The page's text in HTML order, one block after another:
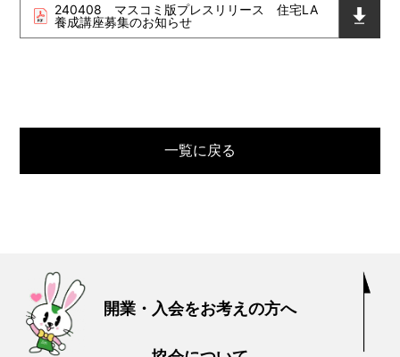
240408 マスコミ版プレスリリース 住宅LA
養成講座募集のお知らせ
一覧に戻る
開業・入会をお考えの方へ